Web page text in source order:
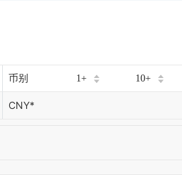
币别 1+ 10+
CNY*